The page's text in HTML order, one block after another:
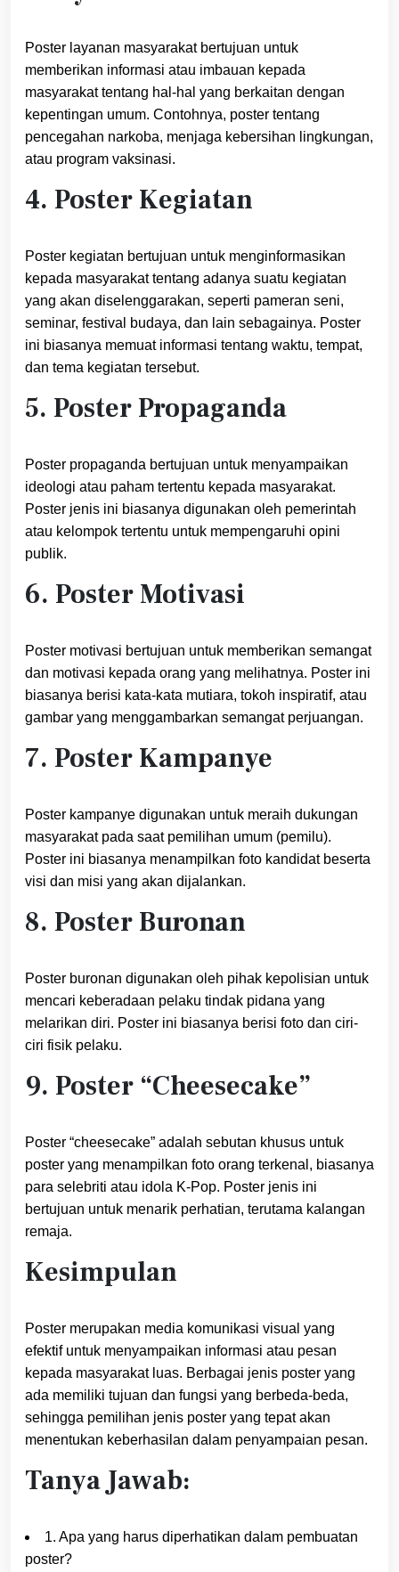
Poster layanan masyarakat bertujuan untuk
memberikan informasi atau imbauan kepada
masyarakat tentang hal-hal yang berkaitan dengan
kepentingan umum. Contohnya, poster tentang
pencegahan narkoba, menjaga kebersihan lingkungan,
atau program vaksinasi.
4. Poster Kegiatan
Poster kegiatan bertujuan untuk menginformasikan
kepada masyarakat tentang adanya suatu kegiatan
yang akan diselenggarakan, seperti pameran seni,
seminar, festival budaya, dan lain sebagainya. Poster
ini biasanya memuat informasi tentang waktu, tempat,
dan tema kegiatan tersebut.
5. Poster Propaganda
Poster propaganda bertujuan untuk menyampaikan
ideologi atau paham tertentu kepada masyarakat.
Poster jenis ini biasanya digunakan oleh pemerintah
atau kelompok tertentu untuk mempengaruhi opini
publik.
6. Poster Motivasi
Poster motivasi bertujuan untuk memberikan semangat
dan motivasi kepada orang yang melihatnya. Poster ini
biasanya berisi kata-kata mutiara, tokoh inspiratif, atau
gambar yang menggambarkan semangat perjuangan.
7. Poster Kampanye
Poster kampanye digunakan untuk meraih dukungan
masyarakat pada saat pemilihan umum (pemilu).
Poster ini biasanya menampilkan foto kandidat beserta
visi dan misi yang akan dijalankan.
8. Poster Buronan
Poster buronan digunakan oleh pihak kepolisian untuk
mencari keberadaan pelaku tindak pidana yang
melarikan diri. Poster ini biasanya berisi foto dan ciri-
ciri fisik pelaku.
9. Poster “Cheesecake”
Poster “cheesecake” adalah sebutan khusus untuk
poster yang menampilkan foto orang terkenal, biasanya
para selebriti atau idola K-Pop. Poster jenis ini
bertujuan untuk menarik perhatian, terutama kalangan
remaja.
Kesimpulan
Poster merupakan media komunikasi visual yang
efektif untuk menyampaikan informasi atau pesan
kepada masyarakat luas. Berbagai jenis poster yang
ada memiliki tujuan dan fungsi yang berbeda-beda,
sehingga pemilihan jenis poster yang tepat akan
menentukan keberhasilan dalam penyampaian pesan.
Tanya Jawab:
1. Apa yang harus diperhatikan dalam pembuatan
poster?